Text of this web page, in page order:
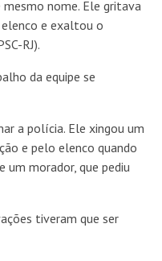
nome. Ele gritava
e exaltou o
RJ).
da equipe se
a polícia. Ele xingou um
e pelo elenco quando
um morador, que pediu
tiveram que ser